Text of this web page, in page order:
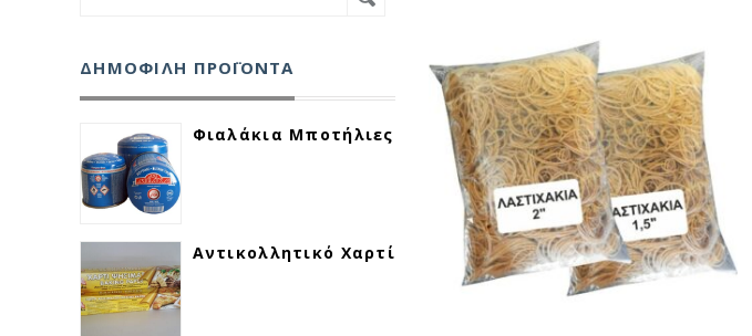
ΓΡΗΓΟΡΗ ΠΡΟΒΟΛΗ
ΔΗΜΟΦΙΛΗ ΠΡΟΪΟΝΤΑ
Φιαλάκια Μποτήλιες
Αντικολλητικό Χαρτί